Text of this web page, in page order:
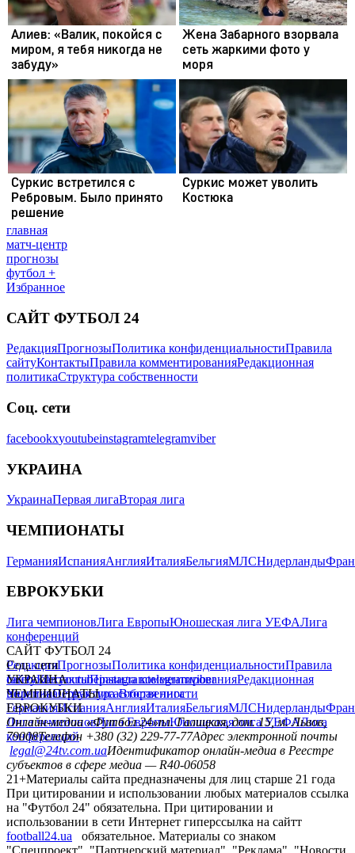
главная
матч-центр
прогнозы
футбол +
Избранное
САЙТ ФУТБОЛ 24
РедакцияПрогнозыПолитика конфиденциальностиПравила
сайтуКонтактыПравила комментированияРедакционная
политикаСтруктура собственности
Соц. сети
facebookxyoutubeinstagramtelegramviber
УКРАИНА
УкраинаПервая лигаВторая лига
ЧЕМПИОНАТЫ
ГерманияИспанияАнглияИталияБельгияМЛСНидерланды
ЕВРОКУБКИ
Лига чемпионовЛига ЕвропыЮношеская лига УЕФАЛига
конференций
САЙТ ФУТБОЛ 24
РедакцияПрогнозыПолитика конфиденциальностиПравила
сайтуКонтактыПравила комментированияРедакционная
политикаСтруктура собственности
Соц. сети
facebookxyoutubeinstagramtelegramviber
УКРАИНА
УкраинаПервая лигаВторая лига
ЧЕМПИОНАТЫ
ГерманияИспанияАнглияИталияБельгияМЛСНидерланды
ЕВРОКУБКИ
Лига чемпионовЛига ЕвропыЮношеская лига УЕФАЛига
конференций
Онлайн-медиа «Футбол 24»пл. Галицкая, дом. 15, м. Львов,
79008Телефон +380 (32) 229-77-77Адрес электронной почты
legal@24tv.com.uaИдентификатор онлайн-медиа в Реестре
субъектов в сфере медиа — R40-06058
21+Материалы сайта предназначены для лиц старше 21 года
При цитировании и использовании любых материалов ссылка
на "Футбол 24" обязательна. При цитировании и
использовании в сети Интернет гиперссылка на сайтт
football24.ua
обязательное. Материалы со знаком